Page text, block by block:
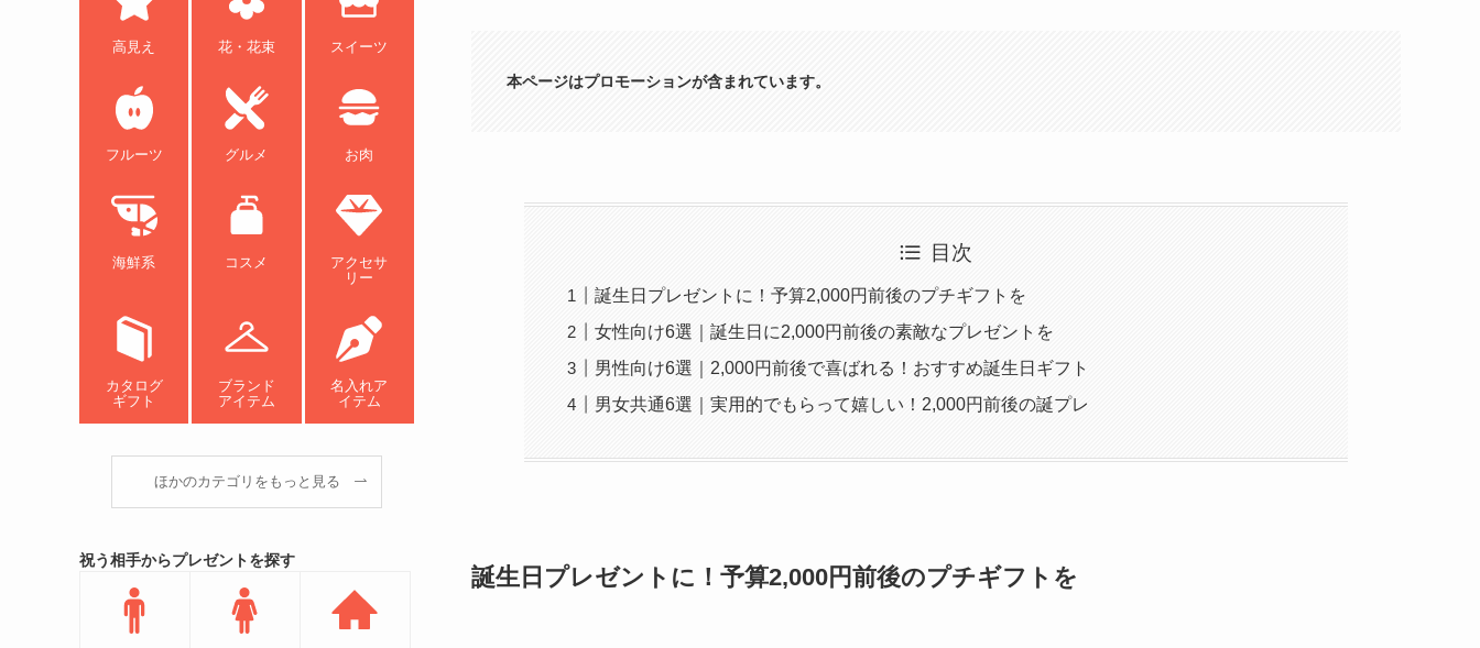
本ページはプロモーションが含まれています。
目次
誕生日プレゼントに！予算2,000円前後のプチギフトを
女性向け6選｜誕生日に2,000円前後の素敵なプレゼントを
男性向け6選｜2,000円前後で喜ばれる！おすすめ誕生日ギフト
男女共通6選｜実用的でもらって嬉しい！2,000円前後の誕プレ
誕生日プレゼントに！予算2,000円前後のプチギフトを
高見え 花・花束 スイーツ
フルーツ グルメ お肉
海鮮系 コスメ
アクセサ
リー
カタログ
ギフト
ブランド
アイテム
名入れア
イテム
ほかのカテゴリをもっと見る
祝う相手からプレゼントを探す